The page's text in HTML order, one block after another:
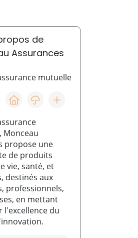
de
Assurances
mutuelle
Monceau
propose une
de produits
vie, santé, et
destinés aux
professionnels,
en mettant
l'excellence du